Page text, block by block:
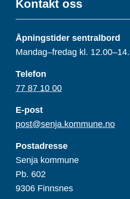
Kontakt oss
Åpningstider sentralbord
Mandag–fredag kl.
Telefon
77 87 10 00
E-post
post@senja.kommune.no
Postadresse
Senja kommune
Pb. 602
9306 Finnsnes